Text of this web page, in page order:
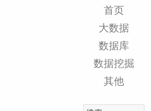
首页
大数据
数据库
数据挖掘
其他